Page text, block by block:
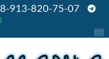
8-913-820-75-07